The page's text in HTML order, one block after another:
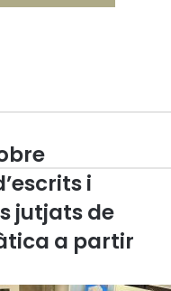
i
jutjats de
a partir